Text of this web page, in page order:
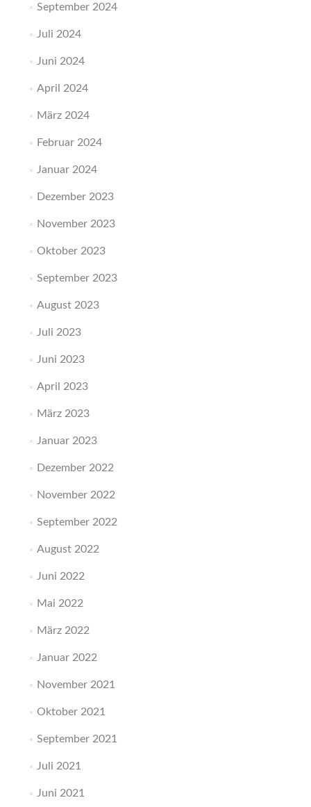
September 2024
Juli 2024
Juni 2024
April 2024
März 2024
Februar 2024
Januar 2024
Dezember 2023
November 2023
Oktober 2023
September 2023
August 2023
Juli 2023
Juni 2023
April 2023
März 2023
Januar 2023
Dezember 2022
November 2022
September 2022
August 2022
Juni 2022
Mai 2022
März 2022
Januar 2022
November 2021
Oktober 2021
September 2021
Juli 2021
Juni 2021